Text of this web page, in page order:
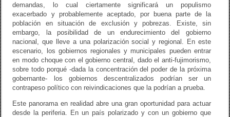
demandas, lo cual ciertamente significará un populismo
exacerbado y probablemente aceptado, por buena parte de la
población en situación de exclusión y pobrezas. Existe, sin
embargo, la posibilidad de un endurecimiento del gobierno
nacional, que lleve a una polarización social y regional. En este
escenario, los gobiernos regionales y municipales pueden entrar
en modo choque con el gobierno central, dado el anti-fujimorismo,
sobre todo porqué -dada la concentración del poder de la próxima
gobernante- los gobiernos descentralizados podrían ser un
contrapeso político con reivindicaciones que la podrían a prueba.
Este panorama en realidad abre una gran oportunidad para actuar
desde la periferia. En un país polarizado y con un gobierno que